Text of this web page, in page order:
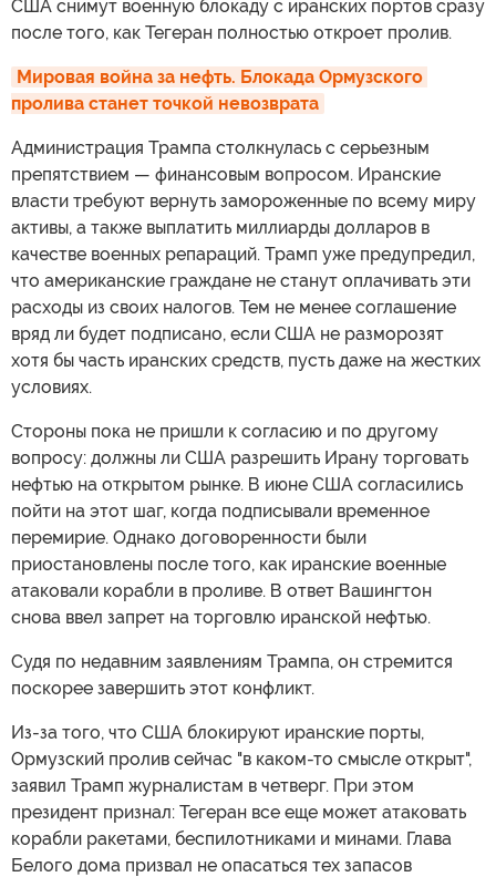
США снимут военную блокаду с иранских портов сразу
после того, как Тегеран полностью откроет пролив.
Мировая война за нефть. Блокада Ормузского
пролива станет точкой невозврата
Администрация Трампа столкнулась с серьезным
препятствием — финансовым вопросом. Иранские
власти требуют вернуть замороженные по всему миру
активы, а также выплатить миллиарды долларов в
качестве военных репараций. Трамп уже предупредил,
что американские граждане не станут оплачивать эти
расходы из своих налогов. Тем не менее соглашение
вряд ли будет подписано, если США не разморозят
хотя бы часть иранских средств, пусть даже на жестких
условиях.
Стороны пока не пришли к согласию и по другому
вопросу: должны ли США разрешить Ирану торговать
нефтью на открытом рынке. В июне США согласились
пойти на этот шаг, когда подписывали временное
перемирие. Однако договоренности были
приостановлены после того, как иранские военные
атаковали корабли в проливе. В ответ Вашингтон
снова ввел запрет на торговлю иранской нефтью.
Судя по недавним заявлениям Трампа, он стремится
поскорее завершить этот конфликт.
Из-за того, что США блокируют иранские порты,
Ормузский пролив сейчас "в каком-то смысле открыт",
заявил Трамп журналистам в четверг. При этом
президент признал: Тегеран все еще может атаковать
корабли ракетами, беспилотниками и минами. Глава
Белого дома призвал не опасаться тех запасов